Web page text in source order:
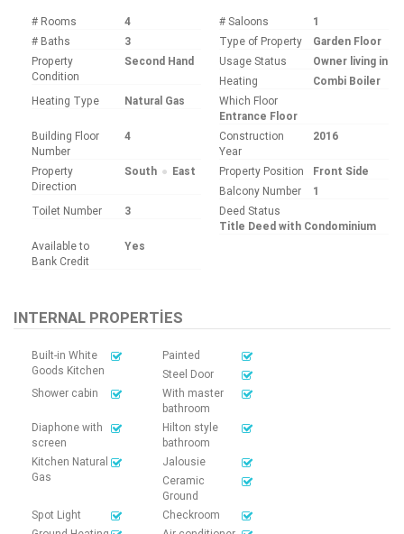
# Rooms 4 # Saloons
1
# Baths
3 Type of Property
Garden Floor
Property
Condition
Second Hand Usage Status
Owner living in
Heating
Combi Boiler
Heating Type
Natural Gas
Which Floor
Entrance Floor
Building Floor
Number
4
Construction
Year
2016
Property
Direction
South East Property Position
Front Side
Balcony Number
1
Toilet Number
3
Deed Status
Title Deed with Condominium
Available to
Bank Credit
Yes
INTERNAL PROPERTIES
Built-in White
Goods Kitchen
Painted
Steel Door
Shower cabin
With master
bathroom
Diaphone with
screen
Hilton style
bathroom
Kitchen Natural
Gas
Jalousie
Ceramic
Ground
Spot Light
Checkroom